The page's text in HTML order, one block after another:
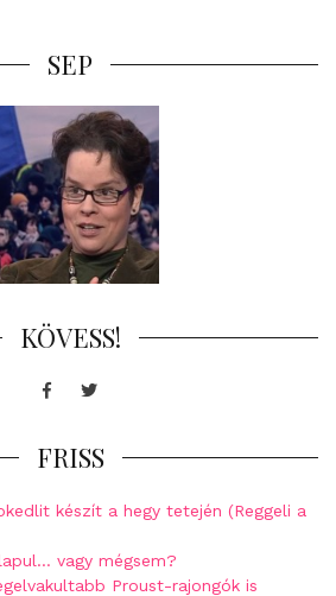
SEP
KÖVESS!
FacebookTwitter
FRISS
készít a hegy tetején (Reggeli a
vagy mégsem?
Proust-rajongók is